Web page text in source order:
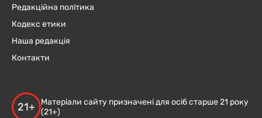
Редакційна політика
Кодекс етики
Наша редакція
Контакти
21+
Матеріали сайту призначені для осіб старше 21 року
(21+)